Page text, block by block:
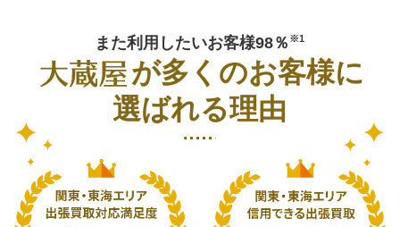
が多くのお客様に
選ばれる理由
また利用したいお客様98％ ※1